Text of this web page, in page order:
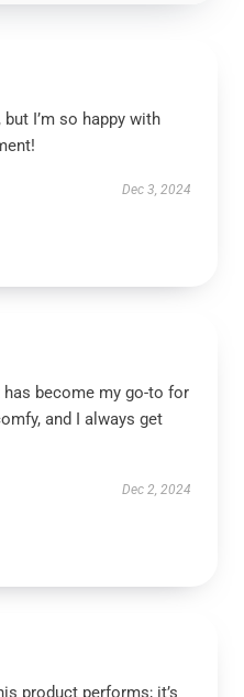
I’m so happy with
Dec 3, 2024
become my go-to for
and I always get
Dec 2, 2024
product performs; it’s